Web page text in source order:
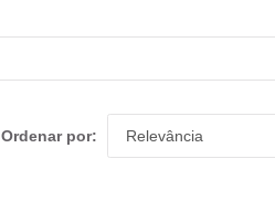
Ordenar por